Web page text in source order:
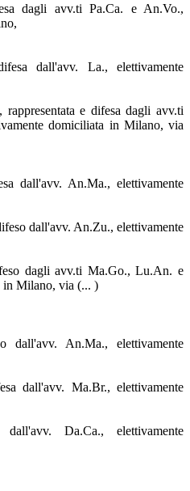
dagli avv.ti Pa.Ca. e An.Vo.,
dall'avv. La., elettivamente
e difesa dagli avv.ti
domiciliata in Milano, via
dall'avv. An.Ma., elettivamente
dall'avv. An.Zu., elettivamente
dagli avv.ti Ma.Go., Lu.An. e
in Milano, via (... )
dall'avv. An.Ma., elettivamente
dall'avv. Ma.Br., elettivamente
Da.Ca., elettivamente